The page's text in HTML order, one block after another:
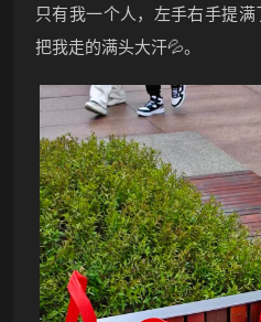
只有我一个人，左手右手提
把我走的满头大汗💦。